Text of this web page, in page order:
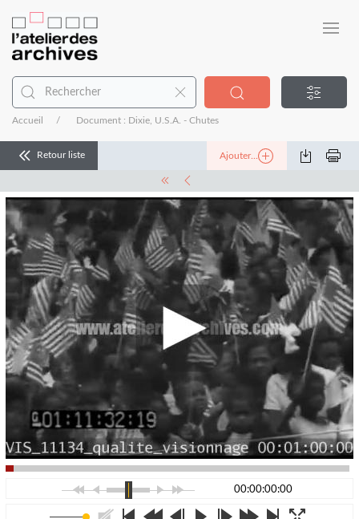
Accueil Document : Dixie, U.S.A. - Chutes
Retour liste Ajouter...
00:00:00:00